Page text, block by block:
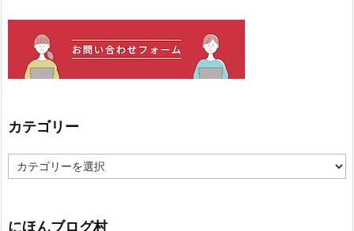
カテゴリー
テ
ー
にほんブログ村